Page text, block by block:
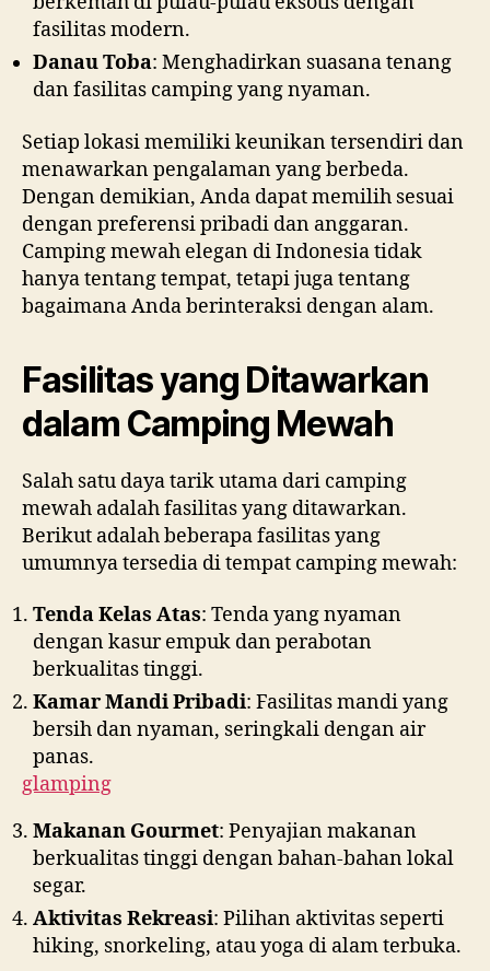
fasilitas modern.
Danau Toba: Menghadirkan suasana tenang
dan fasilitas camping yang nyaman.
Setiap lokasi memiliki keunikan tersendiri dan
menawarkan pengalaman yang berbeda.
Dengan demikian, Anda dapat memilih sesuai
dengan preferensi pribadi dan anggaran.
Camping mewah elegan di Indonesia tidak
hanya tentang tempat, tetapi juga tentang
bagaimana Anda berinteraksi dengan alam.
Fasilitas yang Ditawarkan
dalam Camping Mewah
Salah satu daya tarik utama dari camping
mewah adalah fasilitas yang ditawarkan.
Berikut adalah beberapa fasilitas yang
umumnya tersedia di tempat camping mewah:
Tenda Kelas Atas: Tenda yang nyaman
dengan kasur empuk dan perabotan
berkualitas tinggi.
Kamar Mandi Pribadi: Fasilitas mandi yang
bersih dan nyaman, seringkali dengan air
panas.
glamping
Makanan Gourmet: Penyajian makanan
berkualitas tinggi dengan bahan-bahan lokal
segar.
Aktivitas Rekreasi: Pilihan aktivitas seperti
hiking, snorkeling, atau yoga di alam terbuka.